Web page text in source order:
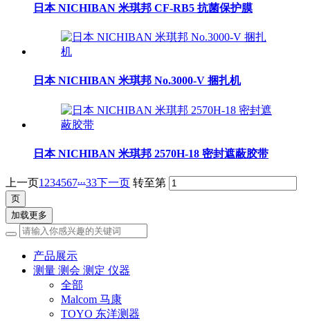
日本 NICHIBAN 米琪邦 CF-RB5 抗菌保护膜
日本 NICHIBAN 米琪邦 No.3000-V 捆扎机
日本 NICHIBAN 米琪邦 2570H-18 密封遮蔽胶带
上一页1 234567...33下一页 转至第
加载更多
产品展示
测量 测会 测定 仪器
全部
Malcom 马康
TOYO 东洋测器